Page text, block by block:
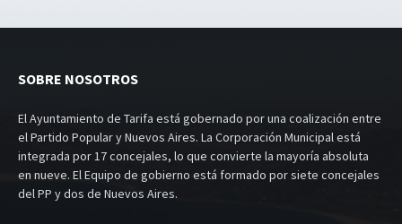
SOBRE NOSOTROS
El Ayuntamiento de Tarifa está gobernado por una coalización entre
el Partido Popular y Nuevos Aires. La Corporación Municipal está
integrada por 17 concejales, lo que convierte la mayoría absoluta
en nueve. El Equipo de gobierno está formado por siete concejales
del PP y dos de Nuevos Aires.